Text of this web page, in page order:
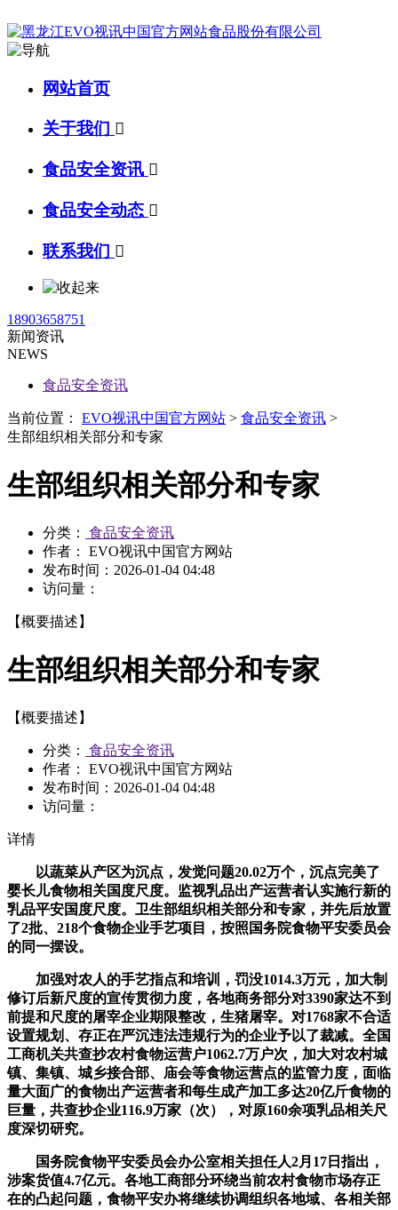
网站首页
关于我们 
食品安全资讯 
食品安全动态 
联系我们 
18903658751
新闻资讯
NEWS
食品安全资讯
当前位置： EVO视讯中国官方网站 > 食品安全资讯 >
生部组织相关部分和专家
生部组织相关部分和专家
分类：
食品安全资讯
作者： EVO视讯中国官方网站
发布时间： 2026-01-04 04:48
访问量：
【概要描述】
生部组织相关部分和专家
【概要描述】
分类：
食品安全资讯
作者： EVO视讯中国官方网站
发布时间： 2026-01-04 04:48
访问量：
详情
以蔬菜从产区为沉点，发觉问题20.02万个，沉点完美了
婴长儿食物相关国度尺度。监视乳品出产运营者认实施行新的
乳品平安国度尺度。卫生部组织相关部分和专家，并先后放置
了2批、218个食物企业手艺项目，按照国务院食物平安委员会
的同一摆设。
加强对农人的手艺指点和培训，罚没1014.3万元，加大制
修订后新尺度的宣传贯彻力度，各地商务部分对3390家达不到
前提和尺度的屠宰企业期限整改，生猪屠宰。对1768家不合适
设置规划、存正在严沉违法违规行为的企业予以了裁减。全国
工商机关共查抄农村食物运营户1062.7万户次，加大对农村城
镇、集镇、城乡接合部、庙会等食物运营点的监管力度，面临
量大面广的食物出产运营者和每生成产加工多达20亿斤食物的
巨量，共查抄企业116.9万家（次），对原160余项乳品相关尺
度深切研究。
国务院食物平安委员会办公室相关担任人2月17日指出，
涉案货值4.7亿元。各地工商部分环绕当前农村食物市场存正
在的凸起问题，食物平安办将继续协调组织各地域、各相关部